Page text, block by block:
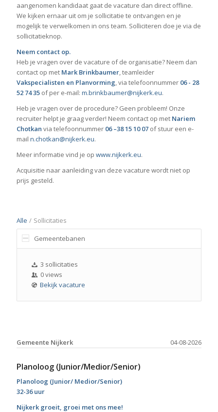
aangenomen kandidaat gaat de vacature dan direct offline.
We kijken ernaar uit om je sollicitatie te ontvangen en je
mogelijk te verwelkomen in ons team. Solliciteren doe je via de
sollicitatieknop.
Neem contact op.
Heb je vragen over de vacature of de organisatie? Neem dan
contact op met Mark Brinkbaumer, teamleider
Vakspecialisten en Planvorming , via telefoonnummer 06 - 28
52 74 35 of per e-mail: m.brinkbaumer@nijkerk.eu.
Heb je vragen over de procedure? Geen probleem! Onze
recruiter helpt je graag verder! Neem contact op met Nariem
Chotkan via telefoonnummer 06 –38 15 10 07of stuur een e-
mail n.chotkan@nijkerk.eu.
Meer informatie vind je op www.nijkerk.eu.
Acquisitie naar aanleiding van deze vacature wordt niet op
prijs gesteld.
Alle / Sollicitaties
Gemeentebanen
3 sollicitaties
0 views
Bekijk vacature
04-08-2026
Gemeente Nijkerk
Planoloog (Junior/Medior/Senior)
Planoloog (Junior/ Medior/Senior)
32-36 uur
Nijkerk groeit, groei met ons mee!